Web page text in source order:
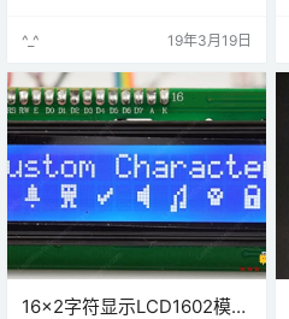
人在您房间内的时间。 虽然它可能
可能每天都使用PIR传感器。这种传
感器与大多数现代安全系统，自动
照明开关，车库门开启器以及类似
的应用相同，只有在人类存在的情
况下才需要操作某些电子设备…
^_^ 19年3月19日
16×2字符显示LCD1602模块